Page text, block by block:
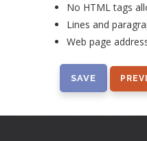
No HTML tags
Lines and
Web page